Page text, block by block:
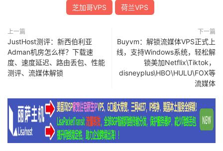
芝加哥VPS 荷兰VPS
上一篇
JustHost测评：新西伯利亚
Adman机房怎么样？下载速
度、速度延迟、路由丢包、性能
测评、流媒体解锁
下一篇
Buyvm：解锁流媒体VPS正式上
线，支持Windows系统，轻松解
锁美加Netflix\Tiktok，
disneyplus\HBO\HULU\FOX等
流媒体